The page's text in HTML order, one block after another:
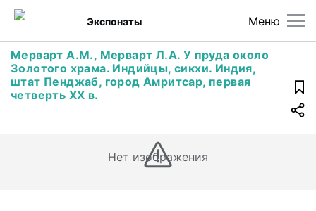
Меню
Экспонаты
Мерварт А.М., Мерварт Л.А. У пруда около
Золотого храма. Индийцы, сикхи. Индия,
штат Пенджаб, город Амритсар, первая
четверть ХХ в.
Нет изображения